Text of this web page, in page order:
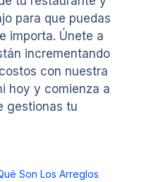
para que puedas
importa. Únete a
incrementando
con nuestra
hoy y comienza a
gestionas tu
Son Los Arreglos